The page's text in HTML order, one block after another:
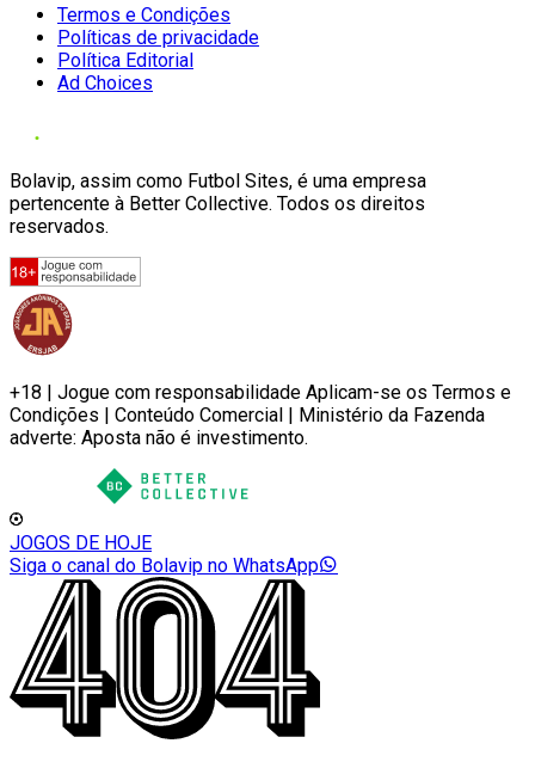
Termos e Condições
Políticas de privacidade
Política Editorial
Ad Choices
Bolavip, assim como Futbol Sites, é uma empresa
pertencente à Better Collective. Todos os direitos
reservados.
+18 | Jogue com responsabilidade Aplicam-se os Termos e
Condições | Conteúdo Comercial | Ministério da Fazenda
adverte: Aposta não é investimento.
JOGOS DE HOJE
Siga o canal do Bolavip no WhatsApp